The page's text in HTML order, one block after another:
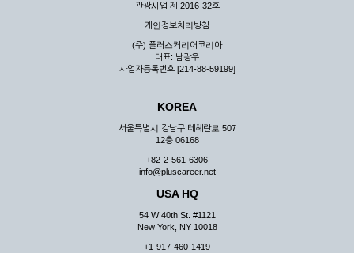
관광사업 제 2016-32호
개인정보처리방침
(주) 플러스커리어코리아
대표: 남광우
사업자등록번호 [214-88-59199]
KOREA
서울특별시 강남구 테헤란로 507
12층 06168
+82-2-561-6306
info@pluscareer.net
USA HQ
54 W 40th St. #1121
New York, NY 10018
+1-917-460-1419